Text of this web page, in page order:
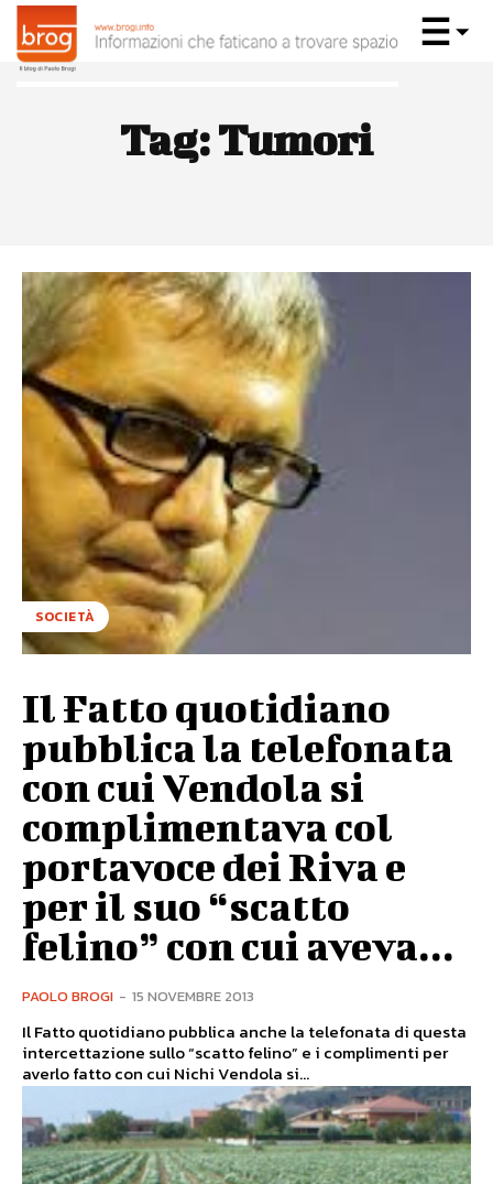
Tag:Tumori
SOCIETÀ
Il Fatto quotidiano
pubblica la telefonata
con cui Vendola si
complimentava col
portavoce dei Riva e
per il suo “scatto
felino” con cui aveva...
PAOLO BROGI - 15 NOVEMBRE 2013
Il Fatto quotidiano pubblica anche la telefonata di questa
intercettazione sullo “scatto felino” e i complimenti per
averlo fatto con cui Nichi Vendola si...